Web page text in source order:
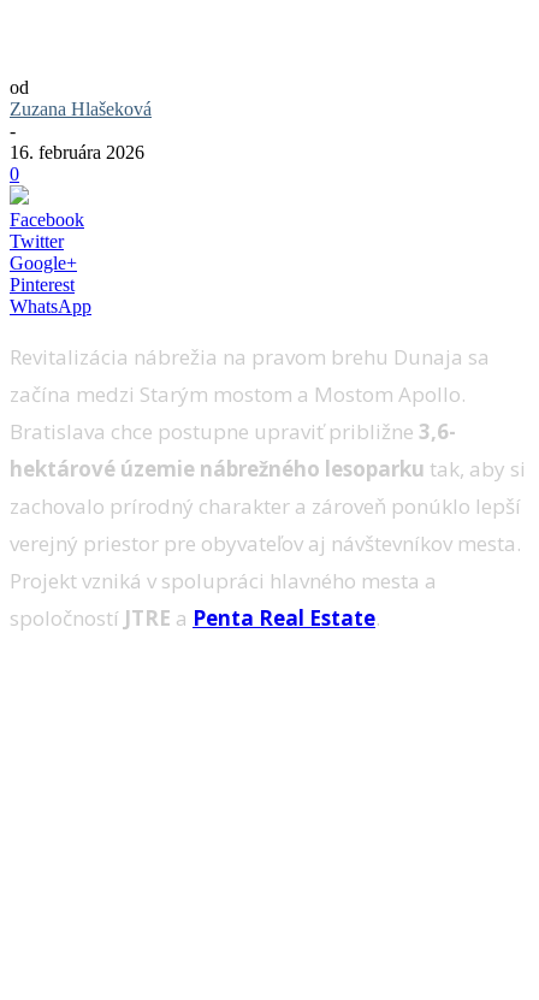
od
Zuzana Hlašeková
-
16. februára 2026
0
Facebook
Twitter
Google+
Pinterest
WhatsApp
Revitalizácia nábrežia na pravom brehu Dunaja sa
začína medzi Starým mostom a Mostom Apollo.
Bratislava chce postupne upraviť približne 3,6-
hektárové územie nábrežného lesoparku tak, aby si
zachovalo prírodný charakter a zároveň ponúklo lepší
verejný priestor pre obyvateľov aj návštevníkov mesta.
Projekt vzniká v spolupráci hlavného mesta a
spoločností JTRE a Penta Real Estate.